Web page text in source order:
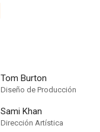
Tom Burton
Diseño de Producción
Sami Khan
Dirección Artística